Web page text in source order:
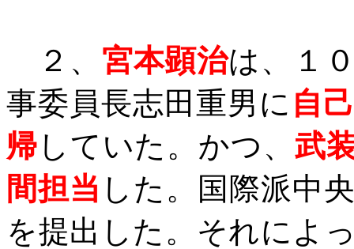
２、 宮本顕治は、１
事委員長志田重男に 自
帰 していた。かつ、 武
間担当 した。国際派中
を提出した。それによ